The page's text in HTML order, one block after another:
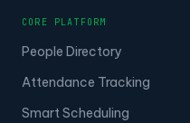
CORE PLATFORM
People Directory
Attendance Tracking
Smart Scheduling